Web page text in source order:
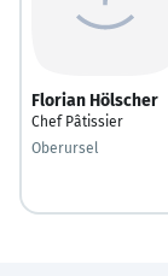
Florian Hölscher
Chef Pâtissier
Oberursel